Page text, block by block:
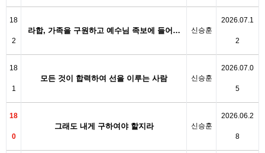
18
2
라합, 가족을 구원하고 예수님 족보에 들어… 신승훈
2026.07.1
2
18
1
모든 것이 합력하여 선을 이루는 사람 신승훈
2026.07.0
5
18
0
그래도 내게 구하여야 할지라 신승훈
2026.06.2
8